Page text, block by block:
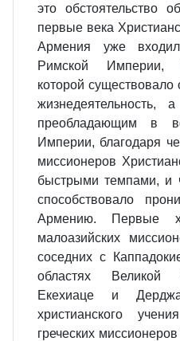
это обстоятельство
первые века
Армения уже
Римской Империи,
которой
жизнедеятельность,
преобладающим в
Империи, благодаря
миссионеров
быстрыми темпами,
способствовало
Армению. Первые
малоазийских
соседних с
областях Великой
Екехиаце и
христианского
греческих